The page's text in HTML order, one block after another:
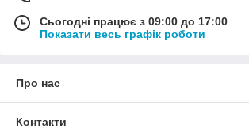
Сьогодні працює з 09:00 до 17:00
Показати весь графік роботи
Про нас
Контакти